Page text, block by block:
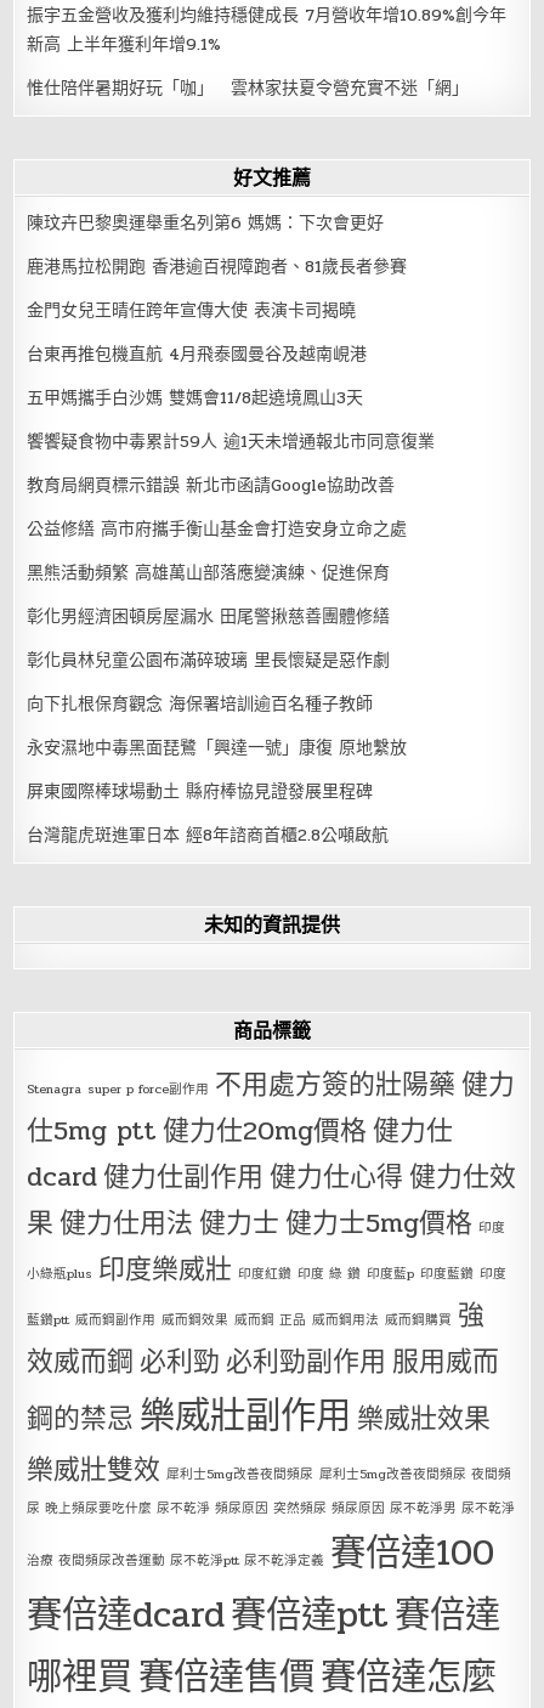
振宇五金營收及獲利均維持穩健成長 7月營收年增10.89%創今年
新高 上半年獲利年增9.1%
惟仕陪伴暑期好玩「咖」 雲林家扶夏令營充實不迷「網」
好文推薦
陳玟卉巴黎奧運舉重名列第6 媽媽：下次會更好
鹿港馬拉松開跑 香港逾百視障跑者、81歲長者參賽
金門女兒王晴任跨年宣傳大使 表演卡司揭曉
台東再推包機直航 4月飛泰國曼谷及越南峴港
五甲媽攜手白沙媽 雙媽會11/8起遶境鳳山3天
饗饗疑食物中毒累計59人 逾1天未增通報北市同意復業
教育局網頁標示錯誤 新北市函請Google協助改善
公益修繕 高市府攜手衡山基金會打造安身立命之處
黑熊活動頻繁 高雄萬山部落應變演練、促進保育
彰化男經濟困頓房屋漏水 田尾警揪慈善團體修繕
彰化員林兒童公園布滿碎玻璃 里長懷疑是惡作劇
向下扎根保育觀念 海保署培訓逾百名種子教師
永安濕地中毒黑面琵鷺「興達一號」康復 原地繫放
屏東國際棒球場動土 縣府棒協見證發展里程碑
台灣龍虎斑進軍日本 經8年諮商首櫃2.8公噸啟航
未知的資訊提供
商品標籤
Stenagra super p force副作用 不用處方簽的壯陽藥健力
仕5mg ptt健力仕20mg價格健力仕
dcard健力仕副作用 健力仕心得健力仕效
果健力仕用法健力士健力士5mg價格 印度
小綠瓶plus 印度樂威壯 印度紅鑽 印度 綠 鑽 印度藍p 印度藍鑽 印度
藍鑽ptt 威而鋼副作用 威而鋼效果 威而鋼 正品 威而鋼用法 威而鋼購買 強
效威而鋼 必利勁 必利勁副作用 服用威而
鋼的禁忌 樂威壯副作用 樂威壯效果
樂威壯雙效 犀利士5mg改善夜間頻尿 犀利士5mg改善夜間頻尿 夜間頻
尿 晚上頻尿要吃什麼 尿不乾淨 頻尿原因 突然頻尿 頻尿原因 尿不乾淨男 尿不乾淨
治療 夜間頻尿改善運動 尿不乾淨ptt 尿不乾淨定義 賽倍達100
賽倍達dcard賽倍達ptt賽倍達
哪裡買賽倍達售價賽倍達怎麼